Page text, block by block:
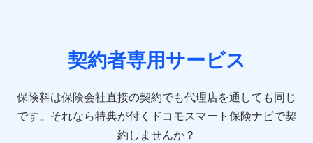
10.受託業務の 個人情報
11.マイカー通勤管理クラウド並びに法人向けASPサー
ビスに関してのお問い合わせ情報
契約者専用サービス
保険料は保険会社直接の契約でも代理店を通しても同じ
です。 それなら特典が付くドコモスマート保険ナビで契
約しませんか？